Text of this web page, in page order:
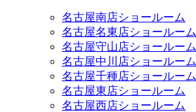
名古屋南店ショールーム
名古屋名東店ショールーム
名古屋守山店ショールーム
名古屋中川店ショールーム
名古屋千種店ショールーム
名古屋東店ショールーム
名古屋西店ショールーム